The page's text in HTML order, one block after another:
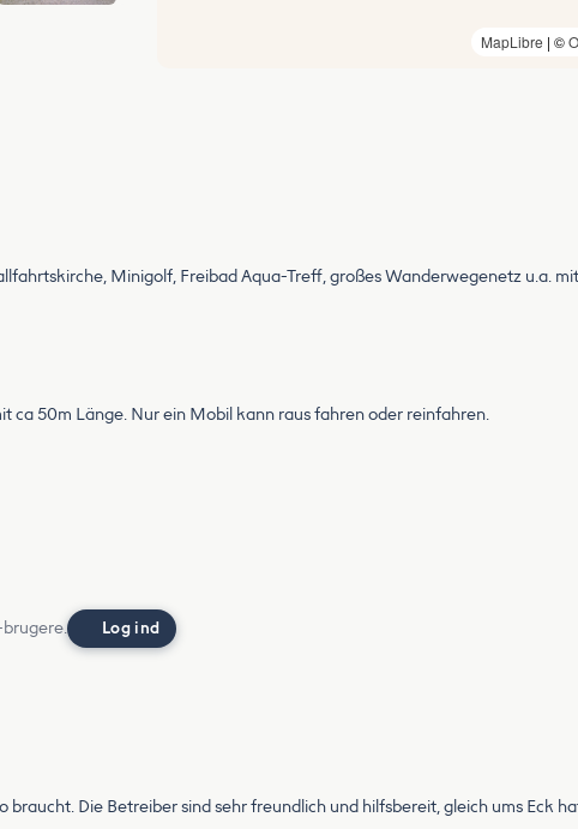
MapLibre | ©
Minigolf, Freibad Aqua-Treff, großes Wanderwegenetz u.a.
ca 50m Länge. Nur ein Mobil kann raus fahren oder reinfahren.
Log ind
Die Betreiber sind sehr freundlich und hilfsbereit, gleich ums Eck